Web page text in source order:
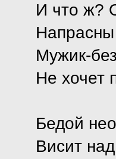
И что ж?
Мужик-
Не хочет
Бедой
Висит